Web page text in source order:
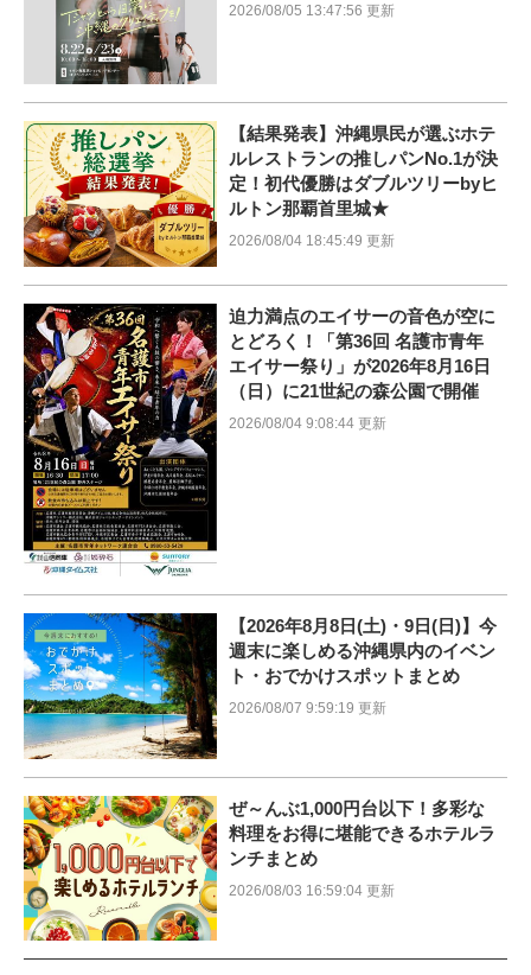
2026/08/05 13:47:56 更新
【結果発表】沖縄県民が選ぶホテ
ルレストランの推しパンNo.1が決
定！初代優勝はダブルツリーbyヒ
ルトン那覇首里城★
2026/08/04 18:45:49 更新
迫力満点のエイサーの音色が空に
とどろく！「第36回 名護市青年
エイサー祭り」が2026年8月16日
（日）に21世紀の森公園で開催
2026/08/04 9:08:44 更新
【2026年8月8日(土)・9日(日)】今
週末に楽しめる沖縄県内のイベン
ト・おでかけスポットまとめ
2026/08/07 9:59:19 更新
ぜ～んぶ1,000円台以下！多彩な
料理をお得に堪能できるホテルラ
ンチまとめ
2026/08/03 16:59:04 更新